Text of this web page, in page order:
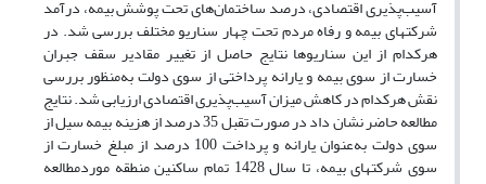
آسیب‌پذیری اقتصادی، درصد ساختمان‌های تحت پوشش بیمه، درآمد
شرکت­های بیمه و رفاه مردم تحت چهار سناریو مختلف بررسی شد. در
هرکدام از این سناریوها نتایج حاصل از تغییر مقادیر سقف جبران
خسارت از سوی بیمه و یارانه پرداختی از سوی دولت به‌منظور بررسی
نقش هرکدام در کاهش میزان آسیب‌پذیری اقتصادی ارزیابی شد. نتایج
مطالعه حاضر نشان داد در صورت تقبل 35 درصد از هزینه بیمه سیل از
سوی دولت به‌عنوان یارانه و پرداخت 100 درصد از مبلغ خسارت از
سوی شرکت‎های بیمه‌، تا سال 1428 تمام ساکنین منطقه موردمطالعه